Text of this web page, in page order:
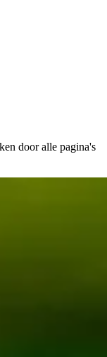
door alle pagina's